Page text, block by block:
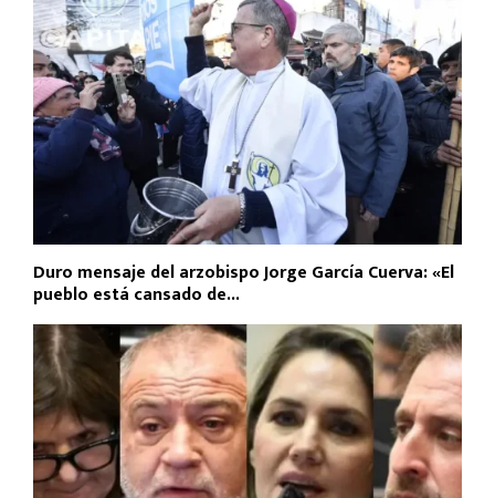
Duro mensaje del arzobispo Jorge García Cuerva: «El
pueblo está cansado de...